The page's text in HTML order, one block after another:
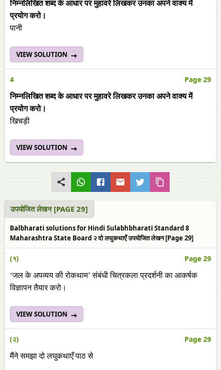
निम्‍नलिखित शब्द के आधार पर मुहावरे लिखकर उनका अपने वाक्‍य में
प्रयोग करो।
पानी
VIEW SOLUTION
4 Page 29
निम्‍नलिखित शब्द के आधार पर मुहावरे लिखकर उनका अपने वाक्‍य में
प्रयोग करो।
खिचड़ी
VIEW SOLUTION
उपयोजित लेखन [PAGE 29]
Balbharati solutions for Hindi Sulabhbharati Standard 8
Maharashtra State Board २ दो लघुकथाएँ उपयोजित लेखन [Page 29]
(१) Page 29
‘जल के अपव्यय की रोकथाम’ संबंधी चित्रकला प्रदर्शनी का आकर्षक
विज्ञापन तैयार करो।
VIEW SOLUTION
(२) Page 29
मैंने समझा दो लघुकथाएँ पाठ से